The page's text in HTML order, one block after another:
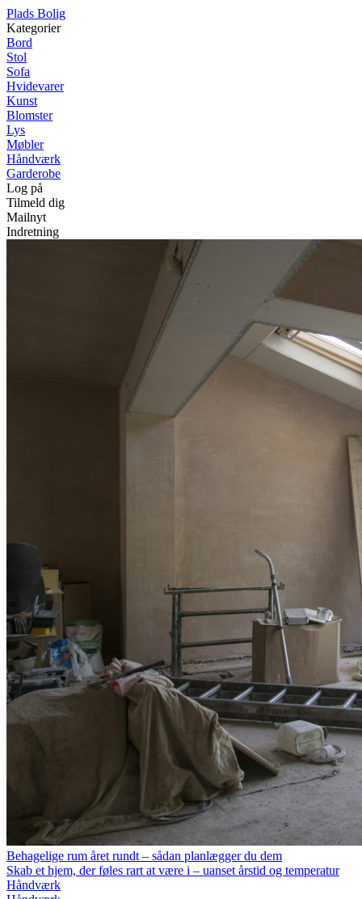
Plads Bolig
Kategorier
Bord
Stol
Sofa
Hvidevarer
Kunst
Blomster
Lys
Møbler
Håndværk
Garderobe
Log på
Tilmeld dig
Mailnyt
Indretning
Behagelige rum året rundt – sådan planlægger du dem
Skab et hjem, der føles rart at være i – uanset årstid og temperatur
Håndværk